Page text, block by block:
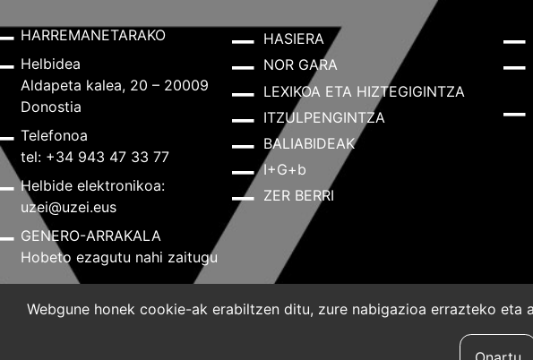
HARREMANETARAKO
Helbidea
Aldapeta kalea, 20 – 20009
Donostia
Telefonoa
tel: +34 943 47 33 77
Helbide elektronikoa:
uzei@uzei.eus
GENERO-ARRAKALA
Hobeto ezagutu nahi zaitugu
HASIERA
NOR GARA
LEXIKOA ETA HIZTEGIGINTZA
ITZULPENGINTZA
BALIABIDEAK
I+G+b
ZER BERRI
Lege-oharra Cookie-politika
Webgune honek cookie-ak erabiltzen ditu, zure nabigazioa errazteko